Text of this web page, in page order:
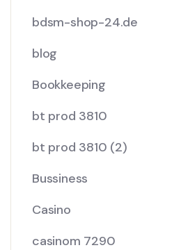
bdsm-shop-24.de
blog
Bookkeeping
bt prod 3810
bt prod 3810 (2)
Bussiness
Casino
casinom 7290